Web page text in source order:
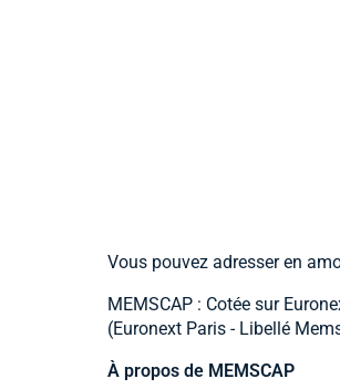
Vous pouvez adresser en
MEMSCAP : Cotée sur
(Euronext Paris - Libellé
À propos de MEMSCAP